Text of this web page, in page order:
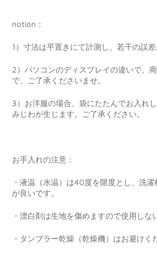
notion：
1）寸法は平置きにて計測し、若干の誤
2）パソコンのディスプレイの違いで、
で、ご了承くださいませ。
3）お洋服の場合、袋にたたんでお入れ
みじわが生じます。ご了承ください。
お手入れの注意：
・液温（水温）は40度を限度とし、洗
が良いです。
・漂白剤は生地を傷めますので使用しな
・タンブラー乾燥（乾燥機）はお避けく